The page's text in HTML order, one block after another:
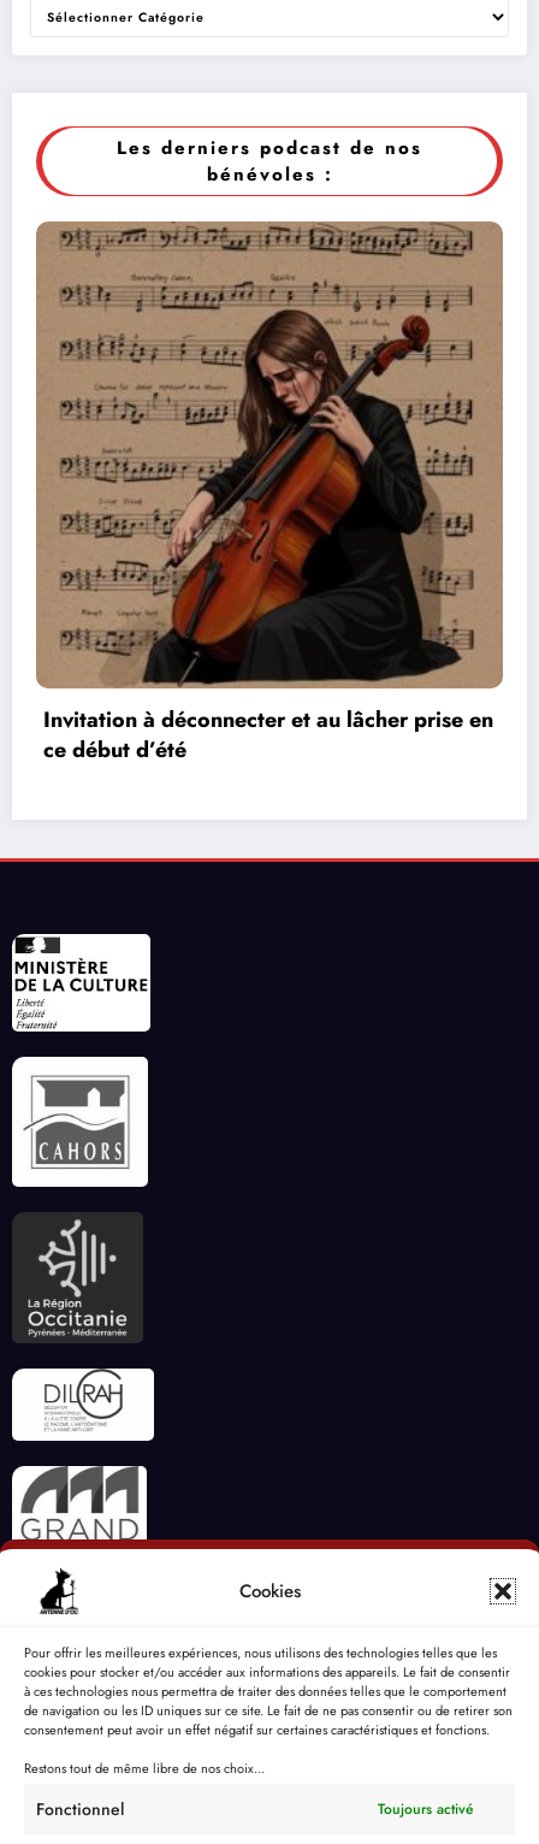
Cookies
Pour offrir les meilleures expériences, nous utilisons des technologies telles que les
cookies pour stocker et/ou accéder aux informations des appareils. Le fait de consentir
à ces technologies nous permettra de traiter des données telles que le comportement
de navigation ou les ID uniques sur ce site. Le fait de ne pas consentir ou de retirer son
consentement peut avoir un effet négatif sur certaines caractéristiques et fonctions.
Restons tout de même libre de nos choix...
Fonctionnel Toujours activé
Les derniers podcast de nos
bénévoles :
Les réseaux de communication entre les
vidéos